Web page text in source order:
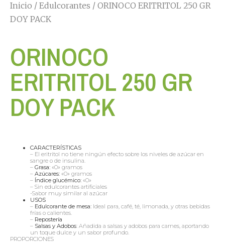
Inicio / Edulcorantes / ORINOCO ERITRITOL 250 GR
DOY PACK
ORINOCO
ERITRITOL 250 GR
DOY PACK
CARACTERÍSTICAS
– El eritritol no tiene ningún efecto sobre los niveles de azúcar en
sangre o de insulina.
– Grasa: «0» gramos
– Azúcares: «0» gramos
– Índice glucémico: «0»
– Sin edulcorantes artificiales
-Sabor muy similar al azúcar
USOS
– Edulcorante de mesa: Ideal para, café, té, limonada, y otras bebidas
frías o calientes.
– Repostería
– Salsas y Adobos: Añadida a salsas y adobos para carnes, aportando
un toque dulce y un sabor profundo.
PROPORCIONES